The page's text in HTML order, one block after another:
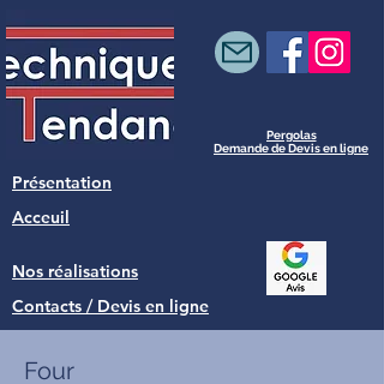
Demande de Devis en ligne
Pergolas
Présentation
Nos réalisations
Contacts / Devis en ligne
Acceuil
Four